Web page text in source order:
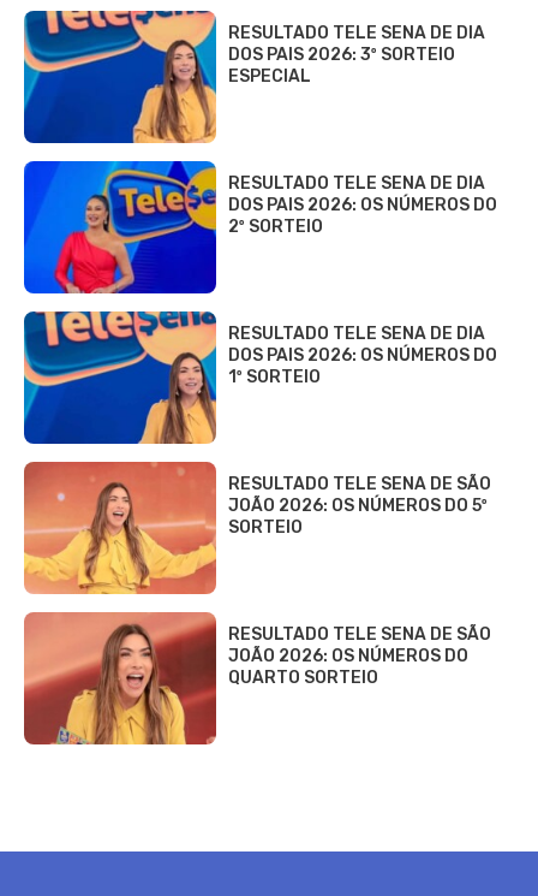
RESULTADO TELE SENA DE DIA
DOS PAIS 2026: 3º SORTEIO
ESPECIAL
RESULTADO TELE SENA DE DIA
DOS PAIS 2026: OS NÚMEROS DO
2º SORTEIO
RESULTADO TELE SENA DE DIA
DOS PAIS 2026: OS NÚMEROS DO
1º SORTEIO
RESULTADO TELE SENA DE SÃO
JOÃO 2026: OS NÚMEROS DO 5º
SORTEIO
RESULTADO TELE SENA DE SÃO
JOÃO 2026: OS NÚMEROS DO
QUARTO SORTEIO